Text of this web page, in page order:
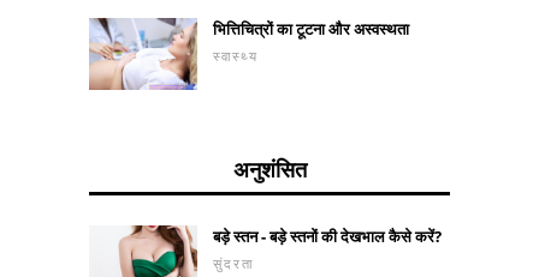
भित्तिचित्रों का टूटना और अस्वस्थता
स्वास्थ्य
अनुशंसित
बड़े स्तन - बड़े स्तनों की देखभाल कैसे करें?
सुंदरता